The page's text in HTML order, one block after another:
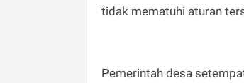
tidak mematuhi aturan
Pemerintah desa